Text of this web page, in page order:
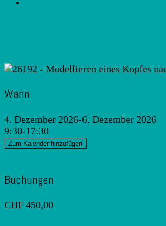
Wann
4. Dezember 2026-6. Dezember 2026
9:30-17:30
Zum Kalender hinzufügen
Buchungen
CHF 450,00